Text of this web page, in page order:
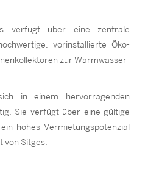
verfügt über eine zentrale
vorinstallierte Öko-
zur Warmwasser-
in einem hervorragenden
Sie verfügt über eine gültige
hohes Vermietungspotenzial
Sitges.